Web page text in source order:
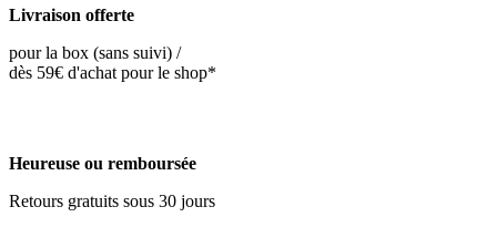
Livraison offerte
pour la box (sans suivi) /
dès 59€ d'achat pour le shop*
Heureuse ou remboursée
Retours gratuits sous 30 jours